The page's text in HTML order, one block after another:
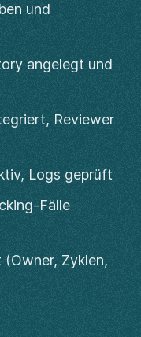
und
angelegt und
Reviewer
Logs geprüft
Fälle
Zyklen,